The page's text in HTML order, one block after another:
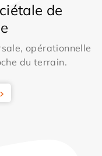
de
opérationnelle
du terrain.